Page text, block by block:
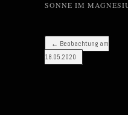
SONNE IM
Post
← Beobachtung am
18.05.2020